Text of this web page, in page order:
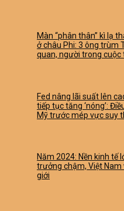
Màn “phân thân” kì lạ
ở châu Phi: 3 ông trùm
quan, người trong cuộc
Fed nâng lãi suất lên
tiếp tục tăng ‘nóng’:
Mỹ trước mép vực suy
Năm 2024: Nền kinh tế
trưởng chậm, Việt
giới